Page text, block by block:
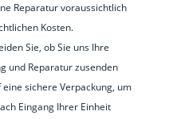
Reparatur voraussichtlich
Kosten.
Sie, ob Sie uns Ihre
und Reparatur zusenden
sichere Verpackung, um
Eingang Ihrer Einheit